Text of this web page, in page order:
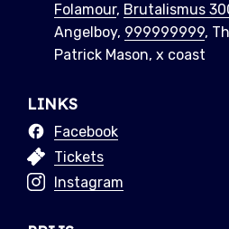
Folamour, Brutalismus
Angelboy, 999999999,
Patrick Mason, x coast
LINKS
Facebook
Tickets
Instagram